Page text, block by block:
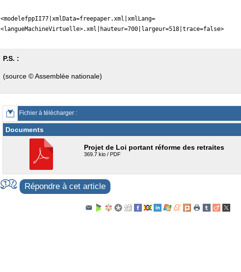
<modelefppII77|xmlData=freepaper.xml|xmlLang=
<langueMachineVirtuelle>.xml|hauteur=700|largeur=518|trace=false>
P.S. :
(source © Assemblée nationale)
Fichier à télécharger :
Documents
Projet de Loi portant réforme des retraites
369.7 kio / PDF
Répondre à cet article